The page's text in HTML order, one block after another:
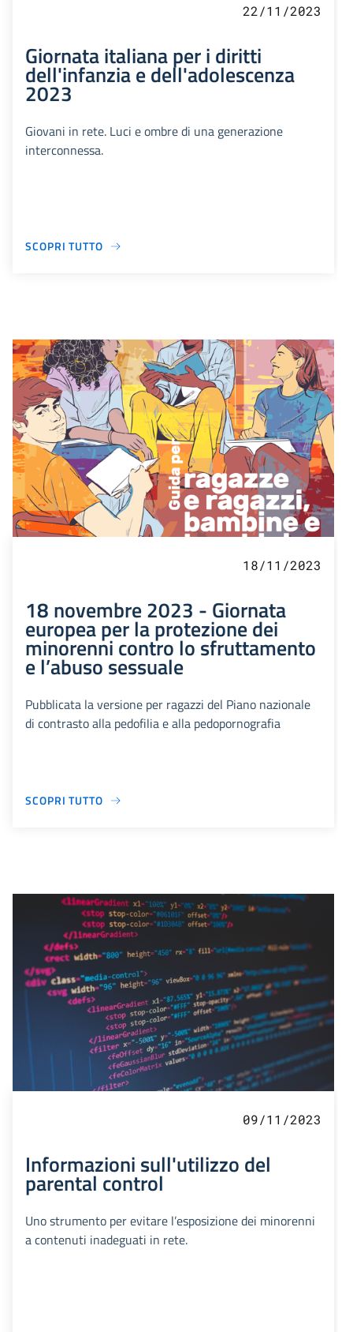
22/11/2023
Giornata italiana per i diritti
dell'infanzia e dell'adolescenza
2023
Giovani in rete. Luci e ombre di una generazione
interconnessa.
SCOPRI TUTTO
18/11/2023
18 novembre 2023 - Giornata
europea per la protezione dei
minorenni contro lo sfruttamento
e l’abuso sessuale
Pubblicata la versione per ragazzi del Piano nazionale
di contrasto alla pedofilia e alla pedopornografia
SCOPRI TUTTO
09/11/2023
Informazioni sull'utilizzo del
parental control
Uno strumento per evitare l’esposizione dei minorenni
a contenuti inadeguati in rete.